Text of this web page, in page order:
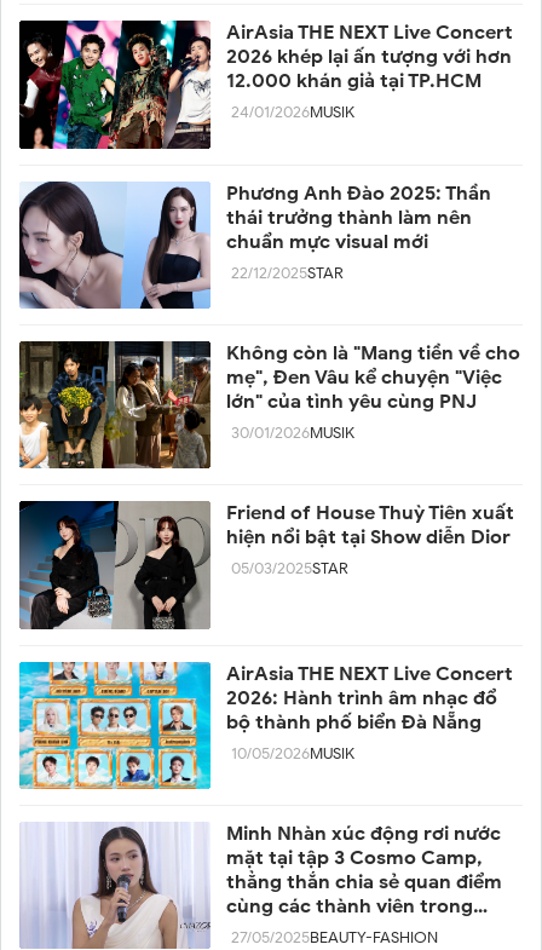
AirAsia THE NEXT Live Concert
2026 khép lại ấn tượng với hơn
12.000 khán giả tại TP.HCM
24/01/2026MUSIK
Phương Anh Đào 2025: Thần
thái trưởng thành làm nên
chuẩn mực visual mới
22/12/2025STAR
Không còn là "Mang tiền về cho
mẹ", Đen Vâu kể chuyện "Việc
lớn" của tình yêu cùng PNJ
30/01/2026MUSIK
Friend of House Thuỳ Tiên xuất
hiện nổi bật tại Show diễn Dior
05/03/2025STAR
AirAsia THE NEXT Live Concert
2026: Hành trình âm nhạc đổ
bộ thành phố biển Đà Nẵng
10/05/2026MUSIK
Minh Nhàn xúc động rơi nước
mặt tại tập 3 Cosmo Camp,
thẳng thắn chia sẻ quan điểm
cùng các thành viên trong
team
27/05/2025BEAUTY-FASHION